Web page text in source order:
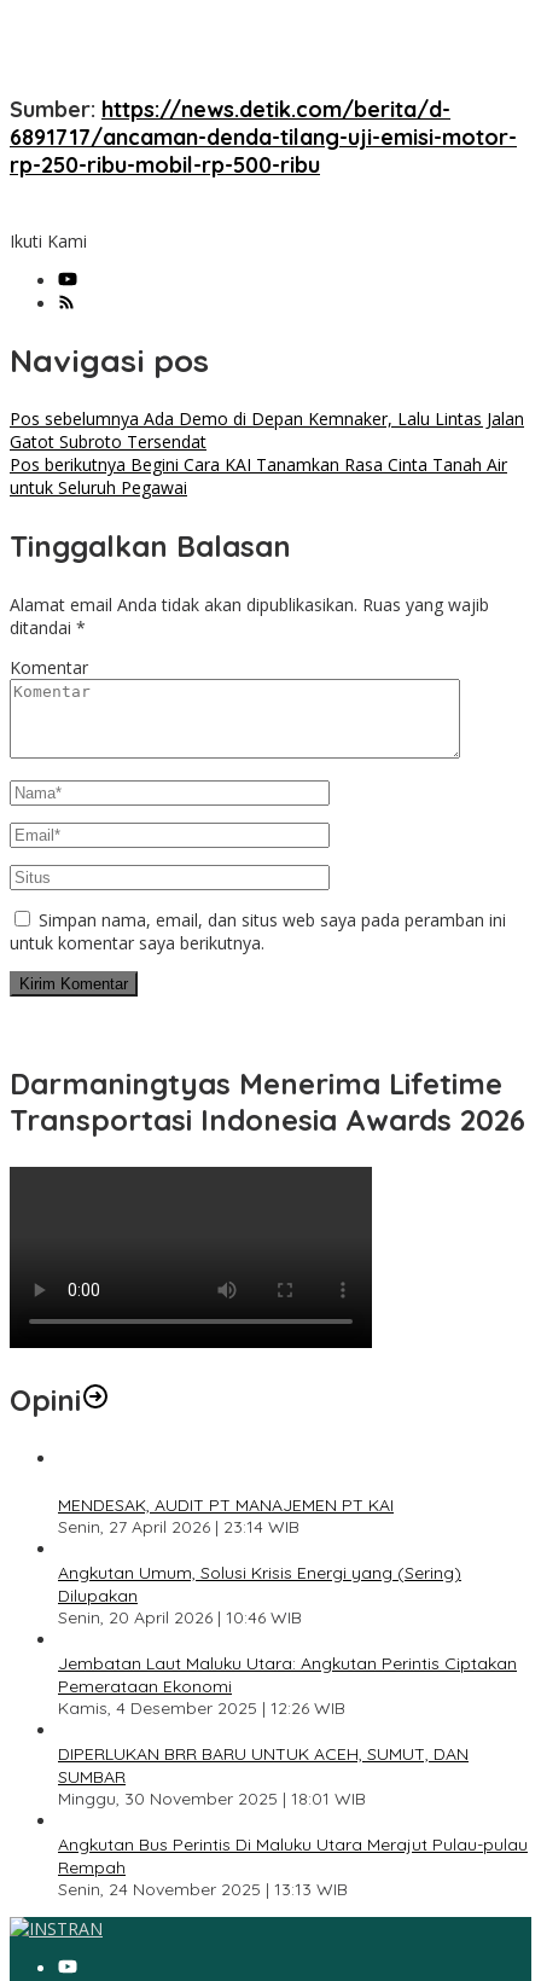
Sumber: https://news.detik.com/berita/d-
6891717/ancaman-denda-tilang-uji-emisi-motor-
rp-250-ribu-mobil-rp-500-ribu
Ikuti Kami
Navigasi pos
Pos sebelumnya Ada Demo di Depan Kemnaker, Lalu Lintas Jalan
Gatot Subroto Tersendat
Pos berikutnya Begini Cara KAI Tanamkan Rasa Cinta Tanah Air
untuk Seluruh Pegawai
Tinggalkan Balasan
Alamat email Anda tidak akan dipublikasikan. Ruas yang wajib
ditandai *
Komentar
Simpan nama, email, dan situs web saya pada peramban ini
untuk komentar saya berikutnya.
Darmaningtyas Menerima Lifetime
Transportasi Indonesia Awards 2026
Opini
MENDESAK, AUDIT PT MANAJEMEN PT KAI
Senin, 27 April 2026 | 23:14 WIB
Angkutan Umum, Solusi Krisis Energi yang (Sering)
Dilupakan
Senin, 20 April 2026 | 10:46 WIB
Jembatan Laut Maluku Utara: Angkutan Perintis Ciptakan
Pemerataan Ekonomi
Kamis, 4 Desember 2025 | 12:26 WIB
DIPERLUKAN BRR BARU UNTUK ACEH, SUMUT, DAN
SUMBAR
Minggu, 30 November 2025 | 18:01 WIB
Angkutan Bus Perintis Di Maluku Utara Merajut Pulau-pulau
Rempah
Senin, 24 November 2025 | 13:13 WIB